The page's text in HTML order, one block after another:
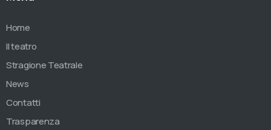
Home
Il teatro
Stragione Teatrale
News
Contatti
Trasparenza